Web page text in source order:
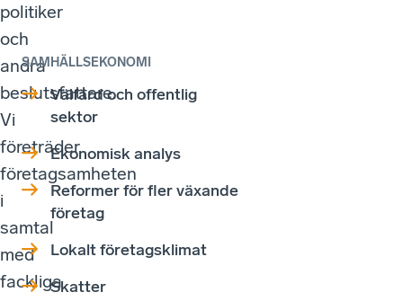
politiker
och
andra
beslutsfattare.
Vi
företräder
företagsamheten
i
samtal
med
fackliga
SAMHÄLLSEKONOMI
Välfärd och offentlig
sektor
Ekonomisk analys
Reformer för fler växande
företag
Lokalt företagsklimat
Skatter